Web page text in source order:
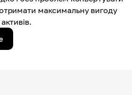
максимальну вигоду